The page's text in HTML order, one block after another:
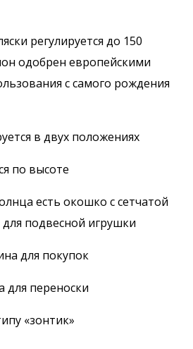
регулируется до 150
одобрен европейскими
с самого рождения
в двух положениях
по высоте
есть окошко с сетчатой
подвесной игрушки
для покупок
для переноски
«зонтик»